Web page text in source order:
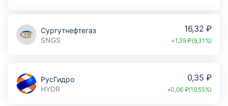
Сургутнефтегаз
SNGS
16,32 ₽
+1,39 ₽(9,31%)
РусГидро
HYDR
0,35 ₽
+0,06 ₽(19,55%)